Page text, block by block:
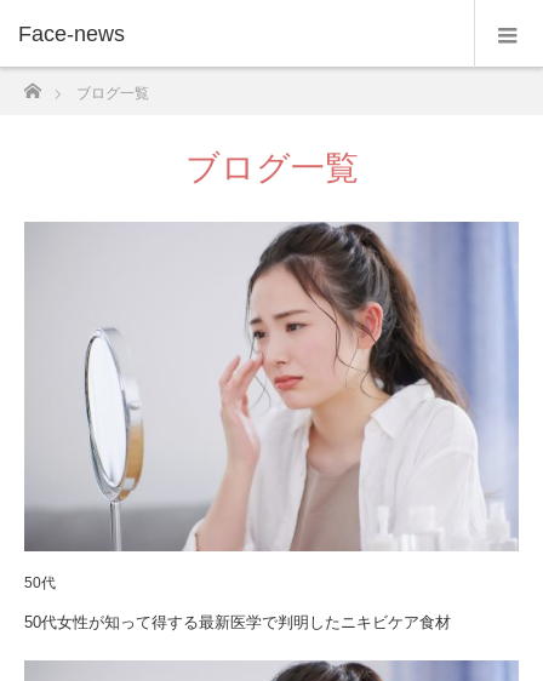
Face-news
ブログ一覧
ブログ一覧
50代
50代女性が知って得する最新医学で判明したニキビケア食材